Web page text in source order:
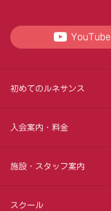
YouTube
初めてのルネサンス
入会案内・料金
施設・スタッフ案内
スクール